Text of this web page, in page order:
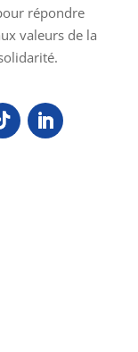
répondre
valeurs de la